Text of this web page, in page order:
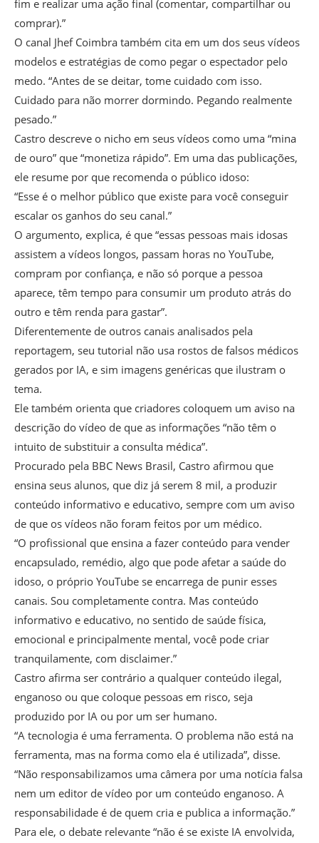
fim e realizar uma ação final (comentar, compartilhar ou
comprar).”
O canal Jhef Coimbra também cita em um dos seus vídeos
modelos e estratégias de como pegar o espectador pelo
medo. “Antes de se deitar, tome cuidado com isso.
Cuidado para não morrer dormindo. Pegando realmente
pesado.”
Castro descreve o nicho em seus vídeos como uma “mina
de ouro” que “monetiza rápido”. Em uma das publicações,
ele resume por que recomenda o público idoso:
“Esse é o melhor público que existe para você conseguir
escalar os ganhos do seu canal.”
O argumento, explica, é que “essas pessoas mais idosas
assistem a vídeos longos, passam horas no YouTube,
compram por confiança, e não só porque a pessoa
aparece, têm tempo para consumir um produto atrás do
outro e têm renda para gastar”.
Diferentemente de outros canais analisados pela
reportagem, seu tutorial não usa rostos de falsos médicos
gerados por IA, e sim imagens genéricas que ilustram o
tema.
Ele também orienta que criadores coloquem um aviso na
descrição do vídeo de que as informações “não têm o
intuito de substituir a consulta médica”.
Procurado pela BBC News Brasil, Castro afirmou que
ensina seus alunos, que diz já serem 8 mil, a produzir
conteúdo informativo e educativo, sempre com um aviso
de que os vídeos não foram feitos por um médico.
“O profissional que ensina a fazer conteúdo para vender
encapsulado, remédio, algo que pode afetar a saúde do
idoso, o próprio YouTube se encarrega de punir esses
canais. Sou completamente contra. Mas conteúdo
informativo e educativo, no sentido de saúde física,
emocional e principalmente mental, você pode criar
tranquilamente, com disclaimer.”
Castro afirma ser contrário a qualquer conteúdo ilegal,
enganoso ou que coloque pessoas em risco, seja
produzido por IA ou por um ser humano.
“A tecnologia é uma ferramenta. O problema não está na
ferramenta, mas na forma como ela é utilizada”, disse.
“Não responsabilizamos uma câmera por uma notícia falsa
nem um editor de vídeo por um conteúdo enganoso. A
responsabilidade é de quem cria e publica a informação.”
Para ele, o debate relevante “não é se existe IA envolvida,